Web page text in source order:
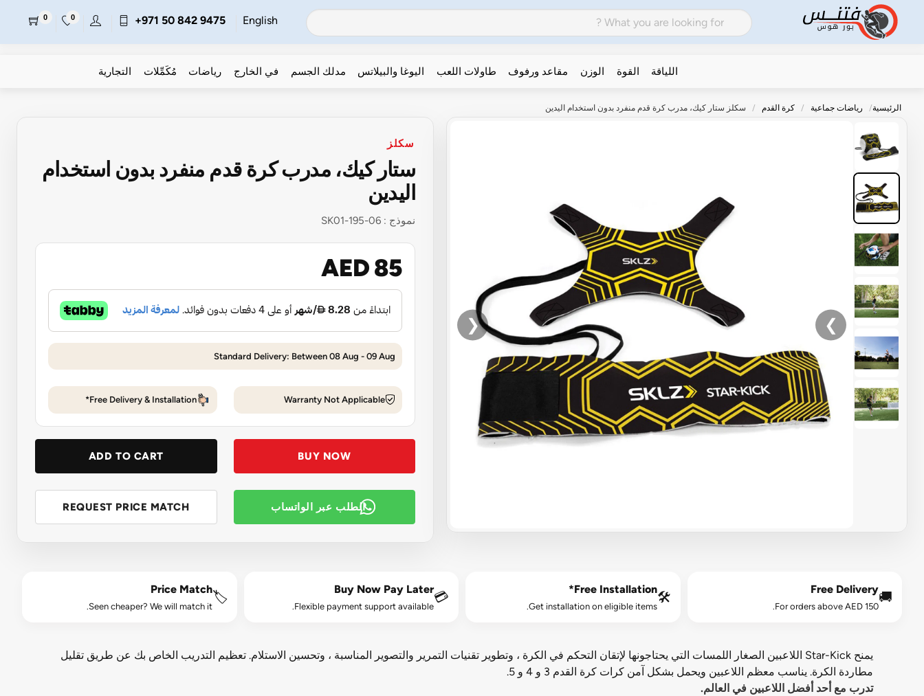
English
+971 50 842 9475
0
0
اللياقة القوة الوزن مقاعد ورفوف طاولات اللعب اليوغا والبيلاتس مدلك الجسم في الخارج رياضات مُكَمِّلات التجارية
الرئيسية رياضات جماعية كرة القدم سكلز ستار كيك، مدرب كرة قدم منفرد بدون استخدام اليدين
❮ ❯
سكلز
ستار كيك، مدرب كرة قدم منفرد بدون استخدام
اليدين
نموذج : SK01-195-06
AED 85
Standard Delivery: Between 08 Aug - 09 Aug
Warranty Not Applicable
Free Delivery & Installation*
BUY NOW
ADD TO CART
الطلب عبر الواتساب REQUEST PRICE MATCH
🚚
Free Delivery
For orders above AED 150.
🛠️
Free Installation*
Get installation on eligible items.
💳
Buy Now Pay Later
Flexible payment support available.
🏷️
Price Match
Seen cheaper? We will match it.
يمنح Star-Kick اللاعبين الصغار اللمسات التي يحتاجونها لإتقان التحكم في الكرة ، وتطوير تقنيات التمرير والتصوير المناسبة ، وتحسين الاستلام. تعظيم التدريب الخاص بك عن طريق تقليل
مطاردة الكرة. يناسب معظم اللاعبين ويحمل بشكل آمن كرات كرة القدم 3 و 4 و 5.
تدرب مع أحد أفضل اللاعبين في العالم.